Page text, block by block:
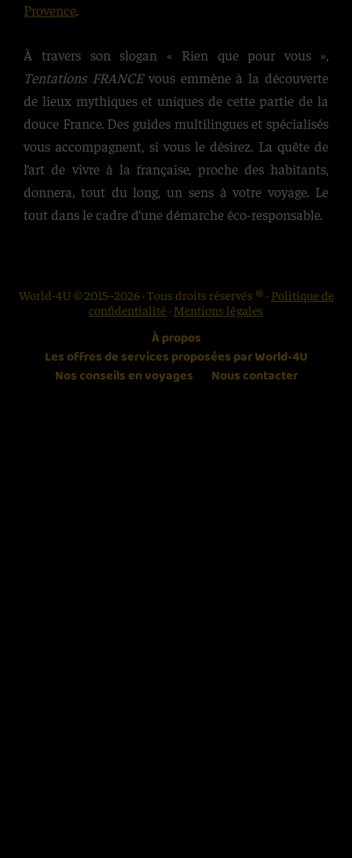
Provence.
À travers son slogan « Rien que pour vous »,
Tentations FRANCEvous emmène à la découverte
de lieux mythiques et uniques de cette partie de la
douce France. Des guides multilingues et spécialisés
vous accompagnent, si vous le désirez. La quête de
l’art de vivre à la française, proche des habitants,
donnera, tout du long, un sens à votre voyage. Le
tout dans le cadre d’une démarche éco-responsable.
World-4U © 2015–2026 · Tous droits réservés ® · Politique de
confidentialité · Mentions légales
À propos
Les offres de services proposées par World-4U
Nos conseils en voyages
Nous contacter